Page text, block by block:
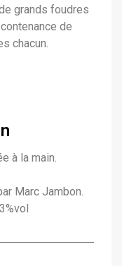
grands foudres
de
chacun.
à la main.
Marc Jambon.